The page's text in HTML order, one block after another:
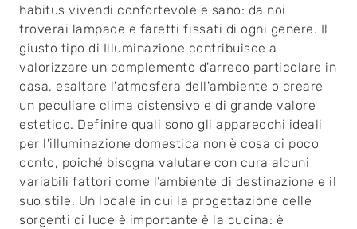
habitus vivendi confortevole e sano: da noi
troverai lampade e faretti fissati di ogni genere. Il
giusto tipo di Illuminazione contribuisce a
valorizzare un complemento d'arredo particolare in
casa, esaltare l'atmosfera dell'ambiente o creare
un peculiare clima distensivo e di grande valore
estetico. Definire quali sono gli apparecchi ideali
per l'illuminazione domestica non è cosa di poco
conto, poiché bisogna valutare con cura alcuni
variabili fattori come l’ambiente di destinazione e il
suo stile. Un locale in cui la progettazione delle
sorgenti di luce è importante è la cucina: è